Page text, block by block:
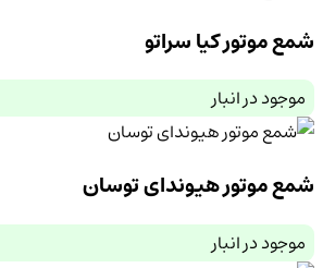
شمع موتور کیا سراتو
موجود در انبار
شمع موتور هیوندای توسان
موجود در انبار